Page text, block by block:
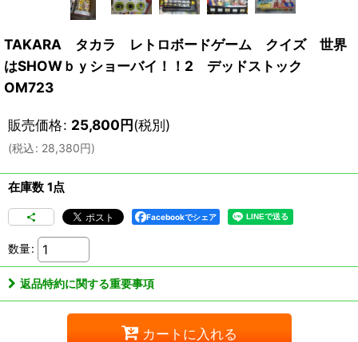
TAKARA タカラ レトロボードゲーム クイズ 世界
はSHOWｂｙショーバイ！！2 デッドストック
OM723
販売価格: 25,800円(税別)
(税込: 28,380円)
在庫数 1点
Facebookでシェア
数量:
返品特約に関する重要事項
カートに入れる